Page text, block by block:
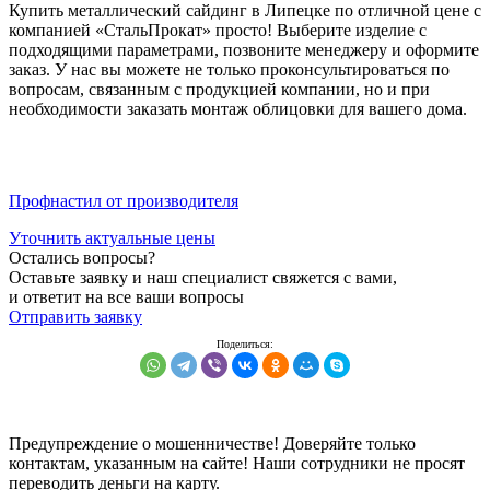
Купить металлический сайдинг в Липецке по отличной цене с
компанией «СтальПрокат» просто! Выберите изделие с
подходящими параметрами, позвоните менеджеру и оформите
заказ. У нас вы можете не только проконсультироваться по
вопросам, связанным с продукцией компании, но и при
необходимости заказать монтаж облицовки для вашего дома.
Профнастил от производителя
Уточнить актуальные цены
Остались вопросы?
Оставьте заявку и наш специалист свяжется с вами,
и ответит на все ваши вопросы
Отправить заявку
Предупреждение о мошенничестве! Доверяйте только
контактам, указанным на сайте! Наши сотрудники не просят
переводить деньги на карту.